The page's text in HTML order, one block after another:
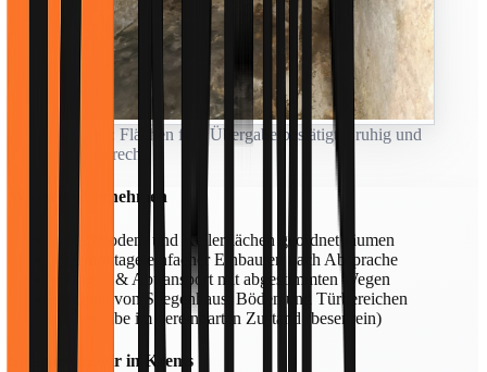
Nachher: Flächen frei, Übergabe bestätigt – ruhig und
termingerecht.
Was wir übernehmen
• Dachboden- und Kellerflächen geordnet räumen
• Demontage einfacher Einbauten nach Absprache
• Tragen & Abtransport mit abgestimmten Wegen
• Schutz von Stiegenhaus, Böden und Türbereichen
• Übergabe im vereinbarten Zustand (besenrein)
So arbeiten wir in Krems